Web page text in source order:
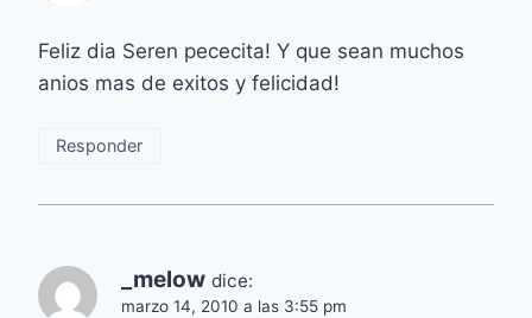
Feliz dia Seren pececita! Y que sean muchos
anios mas de exitos y felicidad!
Responder
_melow dice:
marzo 14, 2010 a las 3:55 pm